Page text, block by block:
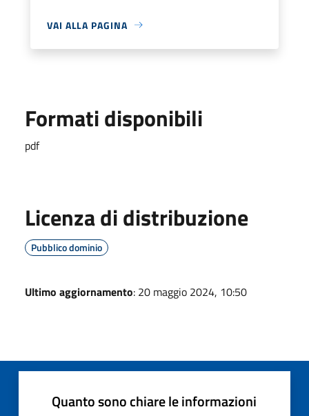
VAI ALLA PAGINA
Formati disponibili
pdf
Licenza di distribuzione
Pubblico dominio
Ultimo aggiornamento: 20 maggio 2024, 10:50
Quanto sono chiare le informazioni